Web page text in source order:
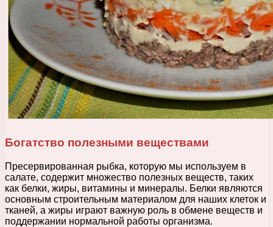
Богатство полезными веществами
Пресервированная рыбка, которую мы используем в
салате, содержит множество полезных веществ, таких
как белки, жиры, витамины и минералы. Белки являются
основным строительным материалом для наших клеток и
тканей, а жиры играют важную роль в обмене веществ и
поддержании нормальной работы организма.